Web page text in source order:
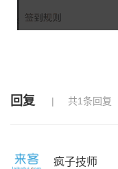
回复 共1条回复
疯子技师